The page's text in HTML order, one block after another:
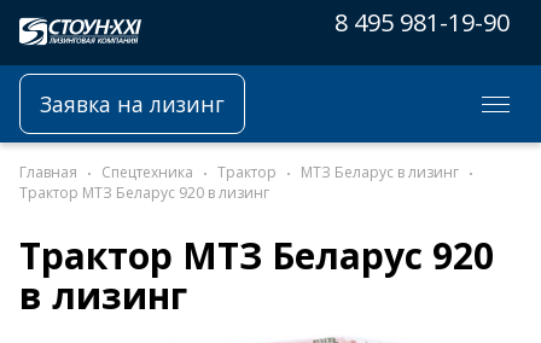
8 495 981-19-90
Заявка на лизинг
Главная Спецтехника Трактор
МТЗ Беларус в лизинг
Трактор МТЗ Беларус 920 в лизинг
Трактор МТЗ Беларус 920
в лизинг